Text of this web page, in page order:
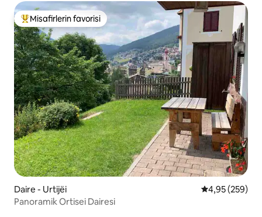
Misafirlerin favorilerinden en beğenilenler arasında
Misafirlerin favorisi
Daire - Urtijëi 5 üzerinden
4,95 (259)
Panoramik Ortisei Dairesi